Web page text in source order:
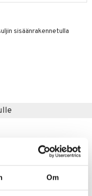
Om
sisäänrakennetulla